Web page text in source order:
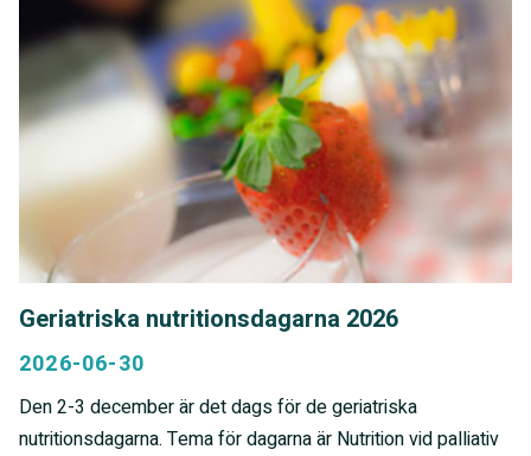
Geriatriska nutritionsdagarna 2026
2026-06-30
Den 2-3 december är det dags för de geriatriska
nutritionsdagarna. Tema för dagarna är Nutrition vid palliativ